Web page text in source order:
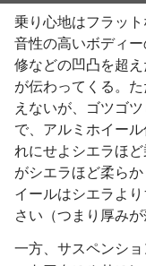
乗り心地はフラッ
音性の高いボディ
修などの凹凸を超
が伝わってくる。
えないが、ゴツゴ
で、アルミホイー
れにせよシエラほ
がシエラほど柔ら
イールはシエラよ
さい（つまり厚みが
一方、サスペンシ